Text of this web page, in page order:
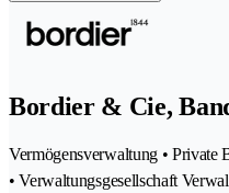
Bordier & Cie,
Vermögensverwaltung • Private
• Verwaltungsgesellschaft